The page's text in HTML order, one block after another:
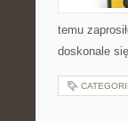
temu
doskonale